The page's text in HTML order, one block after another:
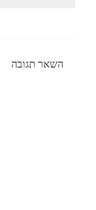
השאר תגובה